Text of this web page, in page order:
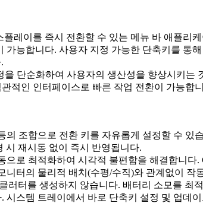
플레이를 즉시 전환할 수 있는 메뉴 바 애플
능합니다. 사용자 지정 가능한 단축키를 통
단순화하여 사용자의 생산성을 향상시키
적인 인터페이스로 빠른 작업 전환이 가능
의 조합으로 전환 키를 자유롭게 설정할 수
시 재시동 없이 즉시 반영됩니다.
로 최적화하여 시각적 불편함을 해결합니
터의 물리적 배치(수평/수직)와 관계없이 작
러터를 생성하지 않습니다. 배터리 소모를
스템 트레이에서 바로 단축키 설정 및 업데